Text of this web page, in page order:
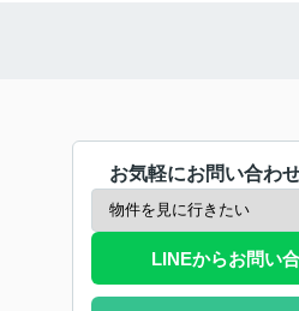
お気軽にお問い合わ
LINEからお問い